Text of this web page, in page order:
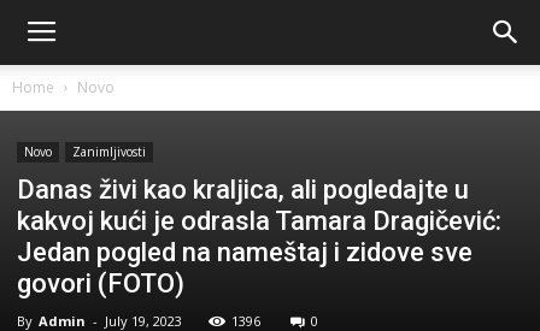
Home Novo
Novo Zanimljivosti
Danas živi kao kraljica, ali pogledajte u
kakvoj kući je odrasla Tamara Dragičević:
Jedan pogled na nameštaj i zidove sve
govori (FOTO)
By Admin - July 19, 2023 1396 0